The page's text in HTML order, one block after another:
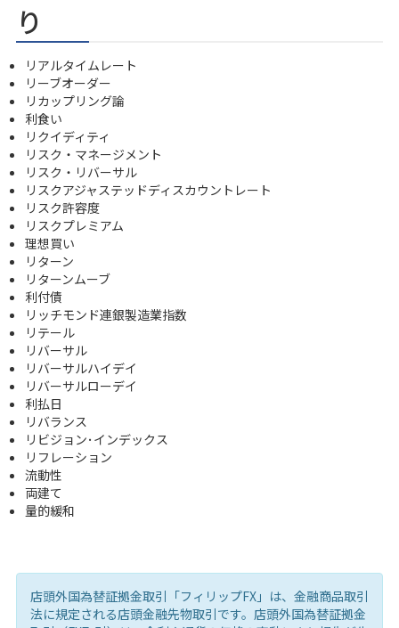
り
リアルタイムレート
リーブオーダー
リカップリング論
利食い
リクイディティ
リスク・マネージメント
リスク・リバーサル
リスクアジャステッドディスカウントレート
リスク許容度
リスクプレミアム
理想買い
リターン
リターンムーブ
利付債
リッチモンド連銀製造業指数
リテール
リバーサル
リバーサルハイデイ
リバーサルローデイ
利払日
リバランス
リビジョン･インデックス
リフレーション
流動性
両建て
量的緩和
店頭外国為替証拠金取引「フィリップFX」は、金融商品取引
法に規定される店頭金融先物取引です。店頭外国為替証拠金